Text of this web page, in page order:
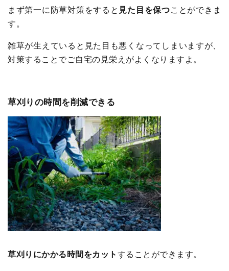
まず第一に防草対策をすると 見た目を保つことができま
す。
雑草が生えていると見た目も悪くなってしまいますが、
対策することでご自宅の見栄えがよくなりますよ。
草刈りの時間を削減できる
草刈りにかかる時間をカット することができます。